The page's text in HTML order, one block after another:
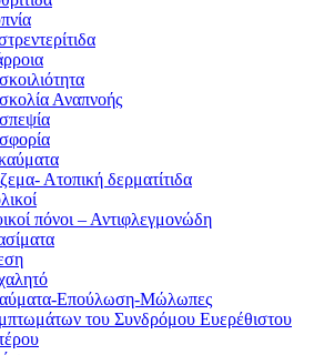
Αναπνοής
Ατοπική δερματίτιδα
πόνοι – Αντιφλεγμονώδη
Επούλωση-Μώλωπες
του Συνδρόμου Ευερέθιστου